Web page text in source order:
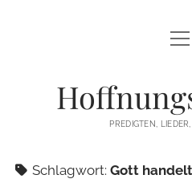
Menü
öffnen
PREDIGTEN,
Schlagwort: Gott handelt